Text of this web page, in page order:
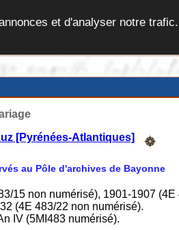
et d'analyser notre
[Pyrénées-Atlantiques]
au Pôle d'archives de Bayonne
15 non numérisé), 1901-1907
(4E 483/22 non numérisé).
IV (5MI483 numérisé).